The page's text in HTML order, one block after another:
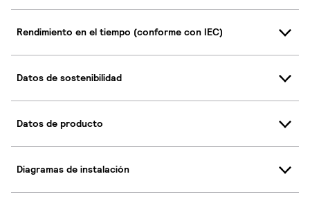
Rendimiento en el tiempo (conforme con IEC)
Datos de sostenibilidad
Datos de producto
Diagramas de instalación